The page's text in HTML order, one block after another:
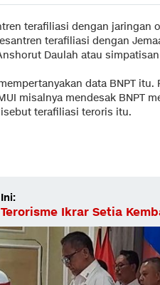
terafiliasi dengan jaringan
terafiliasi dengan
Daulah atau simpatisan
data BNPT itu.
misalnya mendesak BNPT
terafiliasi teroris itu.
Ikrar Setia